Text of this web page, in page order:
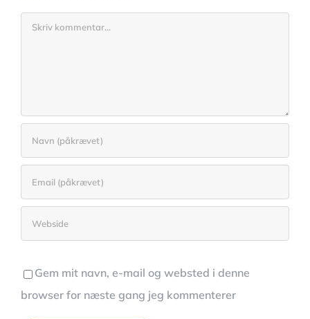
Comment
Gem mit navn, e-mail og websted i denne
browser for næste gang jeg kommenterer